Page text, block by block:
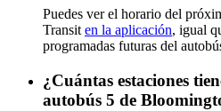
Puedes ver el horario del
Transit en la aplicación, igual
programadas futuras del
¿Cuántas estaciones
autobús 5 de